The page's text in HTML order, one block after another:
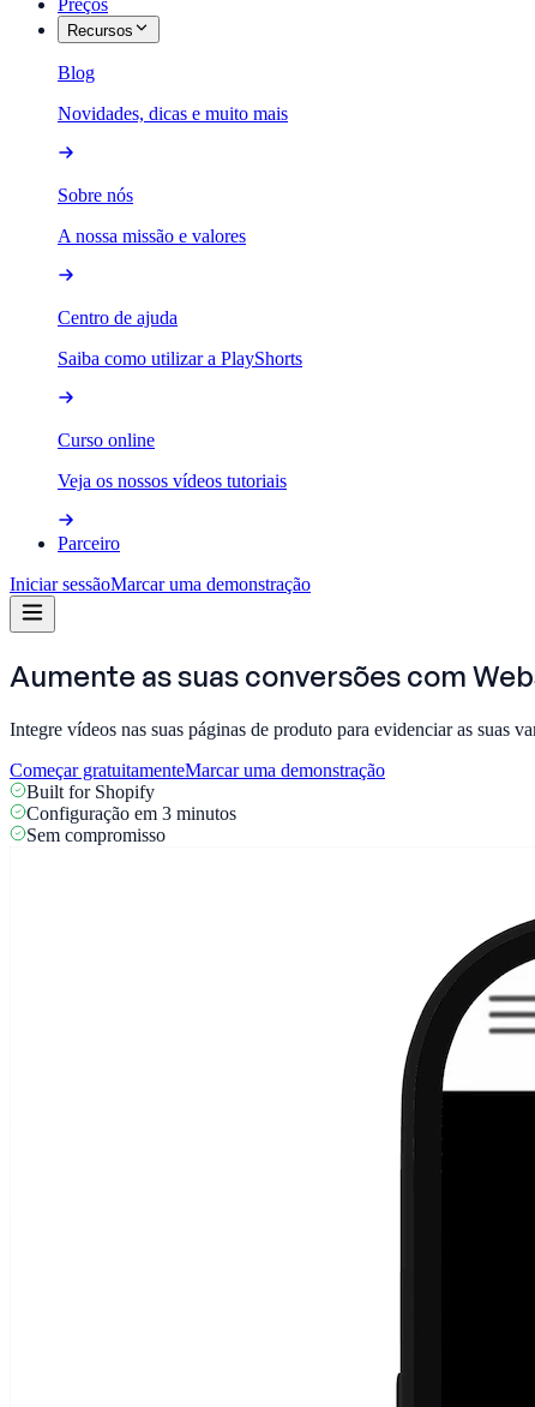
Preços
Recursos
Blog
Novidades, dicas e muito mais
Sobre nós
A nossa missão e valores
Centro de ajuda
Saiba como utilizar a PlayShorts
Curso online
Veja os nossos vídeos tutoriais
Parceiro
Iniciar sessãoMarcar uma demonstração
Aumente as suas conversões com
Integre vídeos nas suas páginas de produto para evidenciar as suas
Começar gratuitamenteMarcar uma demonstração
Built for Shopify
Configuração em 3 minutos
Sem compromisso